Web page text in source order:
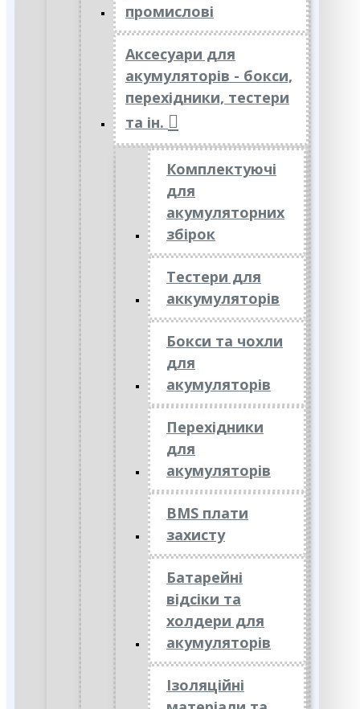
промислові
Аксесуари для
акумуляторів - бокси,
перехідники, тестери
та ін.
Комплектуючі
для
акумуляторних
збірок
Тестери для
аккумуляторів
Бокси та чохли
для
акумуляторів
Перехідники
для
акумуляторів
BMS плати
захисту
Батарейні
відсіки та
холдери для
акумуляторів
Ізоляційні